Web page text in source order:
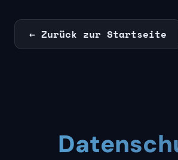
← Zurück zur Startseite